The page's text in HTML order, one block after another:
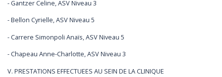
- Gantzer Celine, ASV Niveau 3
- Bellon Cyrielle, ASV Niveau 5
- Carrere Simonpoli Anaïs, ASV Niveau 5
- Chapeau Anne-Charlotte, ASV Niveau 3
V. PRESTATIONS EFFECTUEES AU SEIN DE LA CLINIQUE